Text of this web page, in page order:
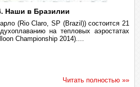
Наши в Бразилии
(Rio Claro, SP (Brazil)) состоится 21
на тепловых аэростатах
Championship 2014)....
Читать полностью »»